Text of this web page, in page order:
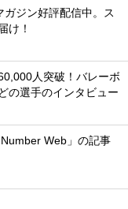
ガジン好評配信中。ス
け！
人突破！バレーボ
の選手のインタビュー
Web」の記事